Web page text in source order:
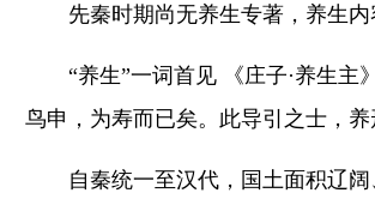
先秦时期尚无养生专著，养生
“养生”一词首见 《庄子·养生主
鸟申，为寿而已矣。此导引之士，
自秦统一至汉代，国土面积辽